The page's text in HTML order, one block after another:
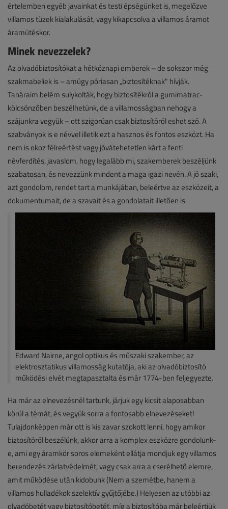
értelemben egyéb javainkat és testi épségünket is, megelőzve
villamos tüzek kialakulását, vagy kikapcsolva a villamos áramot
áramütéskor.
Minek nevezzelek?
Az olvadóbiztosítókat a hétköznapi emberek – de sokszor még
szakmabeliek is – amúgy póriasan „biztosítéknak" hívják.
Tanáraim belém sulykolták, hogy biztosítékról a gumimatrac-
kölcsönzőben beszélhetünk, de a villamosságban nehogy a
szájunkra vegyük – ott szigorúan csak biztosítóról eshet szó. A
szabványok is e névvel illetik ezt a hasznos és fontos eszközt. Ha
nem is okoz félreértést vagy jóvátehetetlen kárt a fenti
névferdítés, javaslom, hogy legalább mi, szakemberek beszéljünk
szabatosan, és nevezzünk mindent a maga igazi nevén. A jó szaki,
azt gondolom, rendet tart a munkájában, beleértve az eszközeit, a
dokumentumait, de a szavait és a gondolatait illetően is.
Edward Nairne, angol optikus és műszaki szakember, az
elektrosztatikus villamosság kutatója, aki az olvadóbiztosító
működési elvét megtapasztalta és már 1774-ben feljegyezte.
Ha már az elnevezésnél tartunk, járjuk egy kicsit alaposabban
körül a témát, és vegyük sorra a fontosabb elnevezéseket!
Tulajdonképpen már ott is kis zavar szokott lenni, hogy amikor
biztosítóról beszélünk, akkor arra a komplex eszközre gondolunk-
e, ami egy áramkör soros elemeként ellátja mondjuk egy villamos
berendezés zárlatvédelmét, vagy csak arra a cserélhető elemre,
amit működése után kidobunk (Nem a szemétbe, hanem a
villamos hulladékok szelektív gyűjtőjébe.) Helyesen az utóbbi az
olvadóbetét vagy biztosítóbetét, míg a biztosítóba már beleértjük